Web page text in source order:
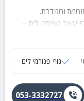
ומגודרת,
עוצר נשימה לים –
השנה.
נוף פנורמי לים
053-3332727